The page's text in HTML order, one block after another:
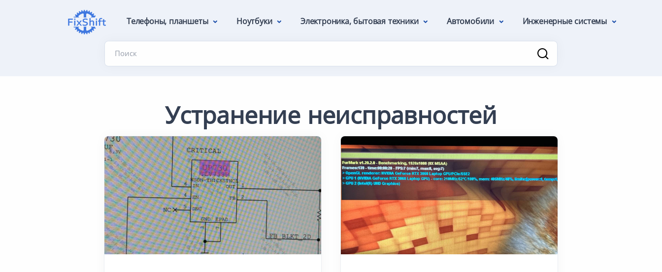
Телефоны, планшеты Ноутбуки Электроника, бытовая техники Автомобили Инженерные системы
Поиск
Устранение неисправностей